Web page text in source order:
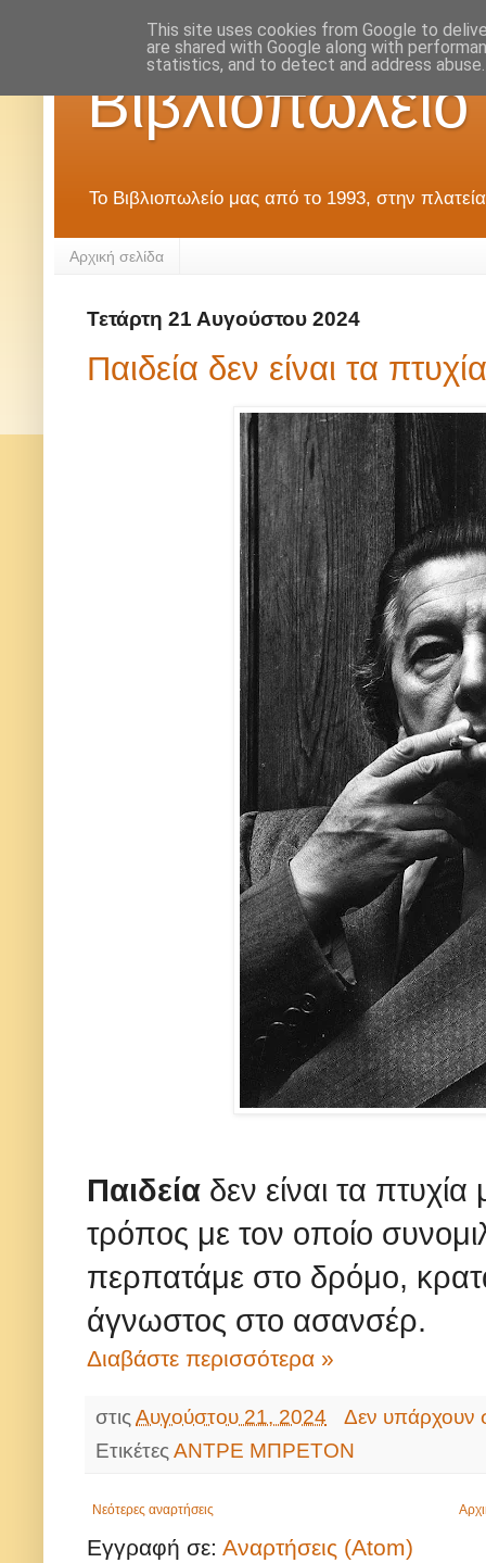
Το Βιβλιοπωλείο μας από το 1993, στην
Αρχική σελίδα
Τετάρτη 21 Αυγούστου 2024
Παιδεία δεν είναι τα
Παιδεία δεν είναι τα
τρόπος με τον οποίο
περπατάμε στο δρόμο,
άγνωστος στο ασανσέρ.
Διαβάστε περισσότερα »
στις Αυγούστου 21, 2024
Δεν υπάρχουν
Ετικέτες ΑΝΤΡΕ ΜΠΡΕΤΟΝ
Νεότερες αναρτήσεις
Εγγραφή σε: Αναρτήσεις (Atom)
This site uses cookies from Google to
are shared with Google along with
statistics, and to detect and address abuse.